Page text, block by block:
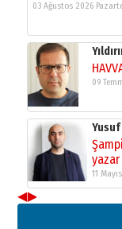
03 Ağustos 2026
09
Yusuf
yazar
11
Neşat YALÇIN
Paranın Aile
◀▶